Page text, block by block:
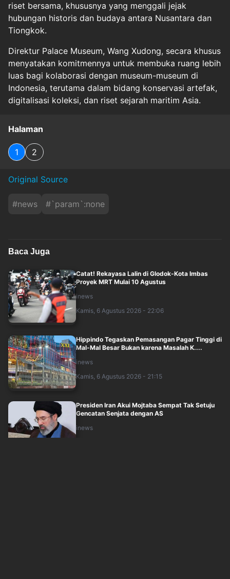
riset bersama, khususnya yang menggali jejak
hubungan historis dan budaya antara Nusantara dan
Tiongkok.
Direktur Palace Museum, Wang Xudong, secara khusus
menyatakan komitmennya untuk membuka ruang lebih
luas bagi kolaborasi dengan museum-museum di
Indonesia, terutama dalam bidang konservasi artefak,
digitalisasi koleksi, dan riset sejarah maritim Asia.
Halaman
1 2
Original Source
#news #`param`:none
Baca Juga
Catat! Rekayasa Lalin di Glodok-Kota Imbas
Proyek MRT Mulai 10 Agustus
inews
Kamis, 6 Agustus 2026 - 22:06
Hippindo Tegaskan Pemasangan Pagar Tinggi di
Mal-Mal Besar Bukan karena Masalah K....
inews
Kamis, 6 Agustus 2026 - 21:15
Presiden Iran Akui Mojtaba Sempat Tak Setuju
Gencatan Senjata dengan AS
inews